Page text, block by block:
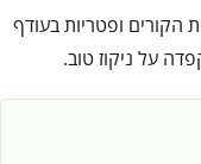
הקורים ופטריות בעודף
על ניקוז טוב.